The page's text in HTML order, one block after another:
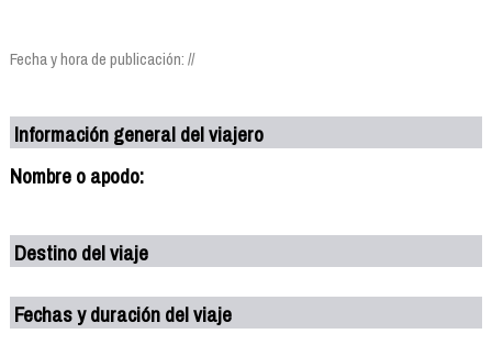
Fecha y hora de publicación: //
Información general del viajero
Nombre o apodo:
Destino del viaje
Fechas y duración del viaje